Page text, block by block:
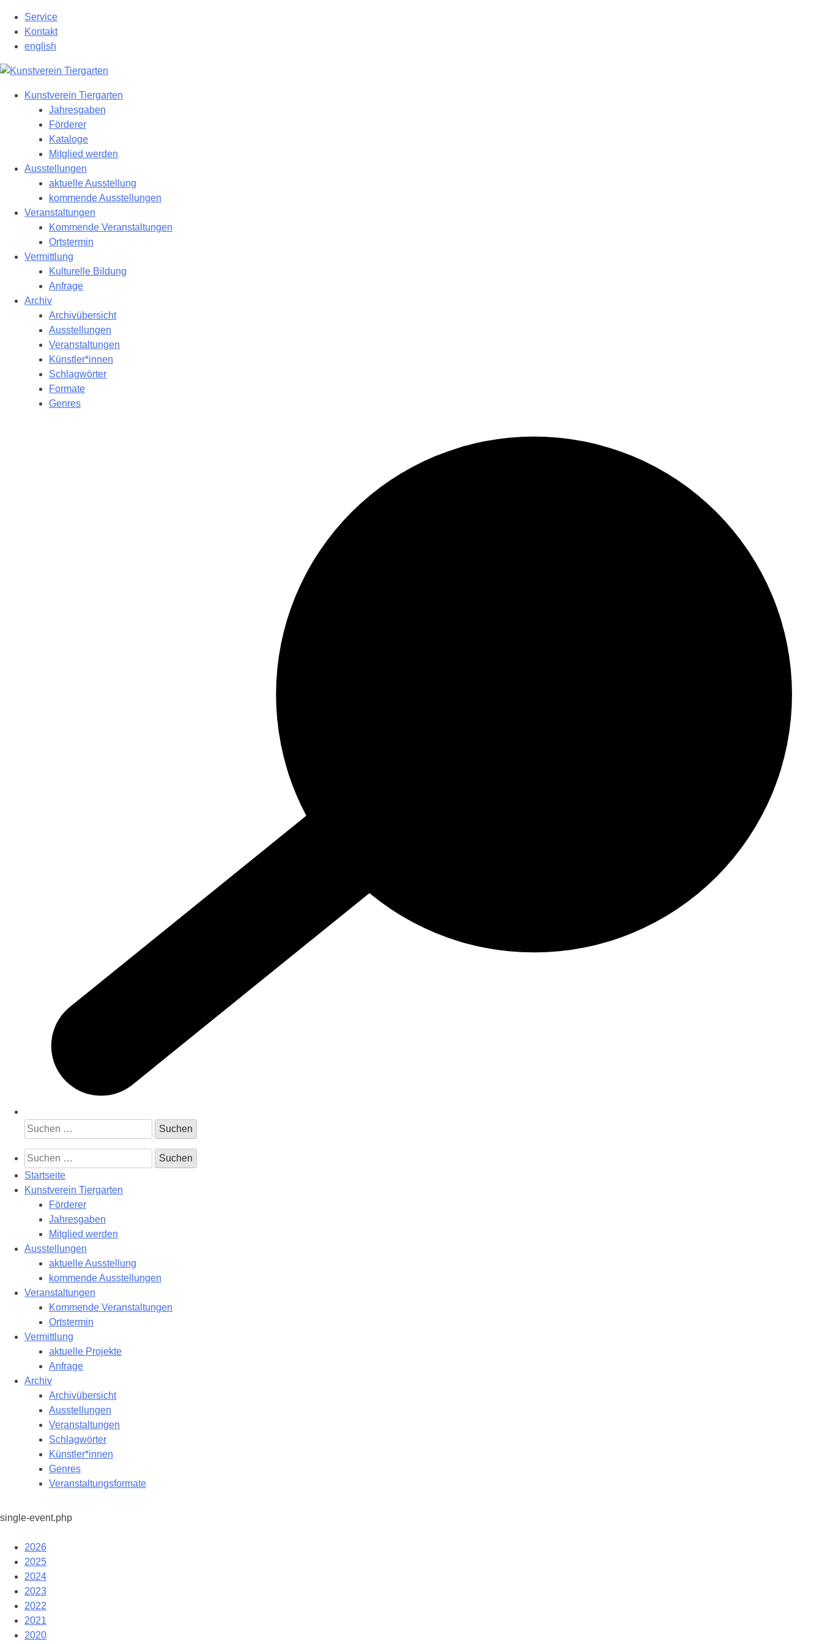
Hauptinhalt
springen
Service
Kontakt
english
Kunstverein Tiergarten
Jahresgaben
Förderer
Kataloge
Mitglied werden
Ausstellungen
aktuelle Ausstellung
kommende Ausstellungen
Veranstaltungen
Kommende Veranstaltungen
Ortstermin
Vermittlung
Kulturelle Bildung
Anfrage
Archiv
Archivübersicht
Ausstellungen
Veranstaltungen
Künstler*innen
Schlagwörter
Formate
Genres
Suchen
nach:
Suchen
nach:
Startseite
Kunstverein Tiergarten
Förderer
Jahresgaben
Mitglied werden
Ausstellungen
aktuelle Ausstellung
kommende Ausstellungen
Veranstaltungen
Kommende Veranstaltungen
Ortstermin
Vermittlung
aktuelle Projekte
Anfrage
Archiv
Archivübersicht
Ausstellungen
Veranstaltungen
Schlagwörter
Künstler*innen
Genres
Veranstaltungsformate
single-event.php
2026
2025
2024
2023
2022
2021
2020